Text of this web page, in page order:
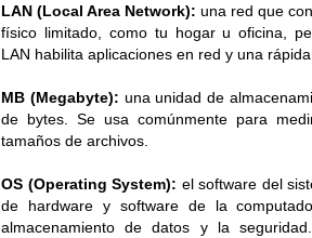
LAN (Local Area Network): una red que
físico limitado, como tu hogar u oficina,
LAN habilita aplicaciones en red y una
MB (Megabyte): una unidad de
de bytes. Se usa comúnmente para
tamaños de archivos.
OS (Operating System): el software del
de hardware y software de la
almacenamiento de datos y la
JUL
9
LG presenta el
cualquier
diseño galardonado con